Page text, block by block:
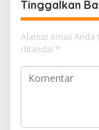
Tinggalkan
Alamat email Anda
ditandai *